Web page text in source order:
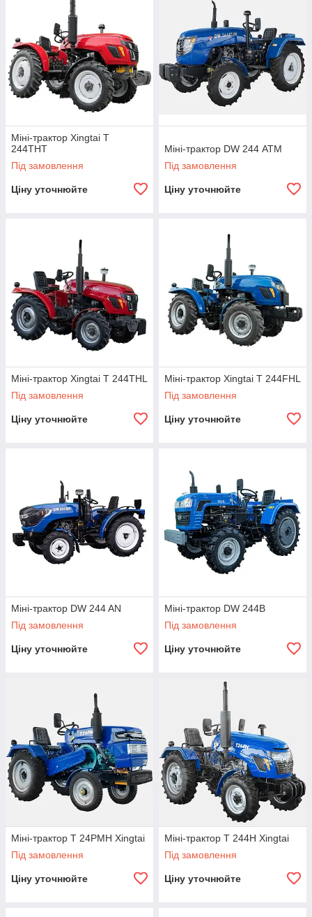
Міні-трактор Xingtai Т
244THT
Під замовлення
Ціну уточнюйте
Міні-трактор DW 244 АТМ
Під замовлення
Ціну уточнюйте
Міні-трактор Xingtai Т 244THL
Під замовлення
Ціну уточнюйте
Міні-трактор Xingtai Т 244FHL
Під замовлення
Ціну уточнюйте
Міні-трактор DW 244 AN
Під замовлення
Ціну уточнюйте
Міні-трактор DW 244B
Під замовлення
Ціну уточнюйте
Міні-трактор T 24PMH Xingtai
Під замовлення
Ціну уточнюйте
Міні-трактор Т 244Н Xingtai
Під замовлення
Ціну уточнюйте